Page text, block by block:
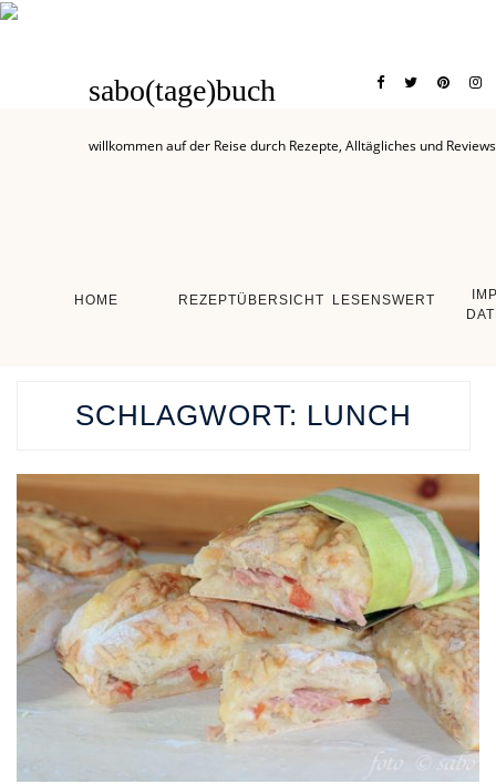
sabo(tage)buch
willkommen auf der Reise durch Rezepte, Alltägliches und Reviews
HOME REZEPTÜBERSICHT LESENSWERT
SCHLAGWORT: LUNCH